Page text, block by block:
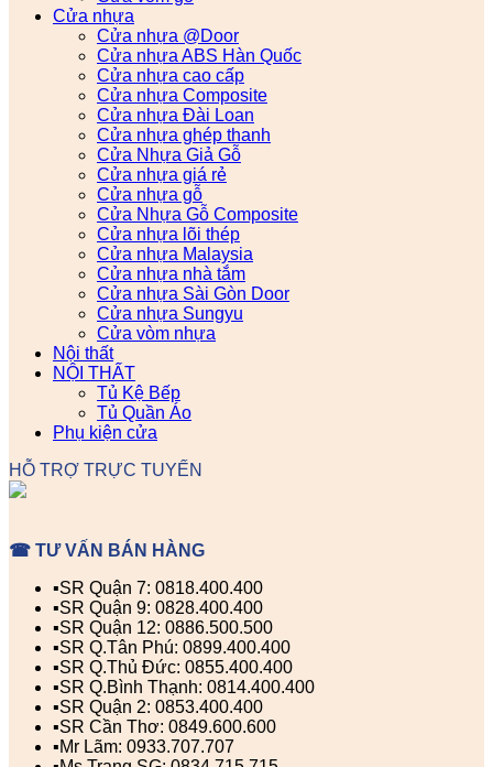
Cửa nhựa
Cửa nhựa @Door
Cửa nhựa ABS Hàn Quốc
Cửa nhựa cao cấp
Cửa nhựa Composite
Cửa nhựa Đài Loan
Cửa nhựa ghép thanh
Cửa Nhựa Giả Gỗ
Cửa nhựa giá rẻ
Cửa nhựa gỗ
Cửa Nhựa Gỗ Composite
Cửa nhựa lõi thép
Cửa nhựa Malaysia
Cửa nhựa nhà tắm
Cửa nhựa Sài Gòn Door
Cửa nhựa Sungyu
Cửa vòm nhựa
Nội thất
NỘI THẤT
Tủ Kệ Bếp
Tủ Quần Áo
Phụ kiện cửa
HỖ TRỢ TRỰC TUYẾN
☎ TƯ VẤN BÁN HÀNG
▪️SR Quận 7: 0818.400.400
▪️SR Quận 9: 0828.400.400
▪️SR Quận 12: 0886.500.500
▪️SR Q.Tân Phú: 0899.400.400
▪️SR Q.Thủ Đức: 0855.400.400
▪️SR Q.Bình Thạnh: 0814.400.400
▪️SR Quận 2: 0853.400.400
▪️SR Cần Thơ: 0849.600.600
▪️Mr Lãm: 0933.707.707